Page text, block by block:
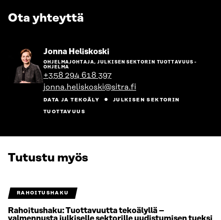
Ota yhteyttä
Jonna Heliskoski
henkilön
OHJELMAJOHTAJA, JULKISEN SEKTORIN TUOTTAVUUS -
OHJELMA
+358 294 618 397
jonna.heliskoski@sitra.fi
DATA JA TEKOÄLY
JULKISEN SEKTORIN
TUOTTAVUUS
Tutustu myös
RAHOITUSHAKU
Rahoitushaku: Tuottavuutta tekoälyllä –